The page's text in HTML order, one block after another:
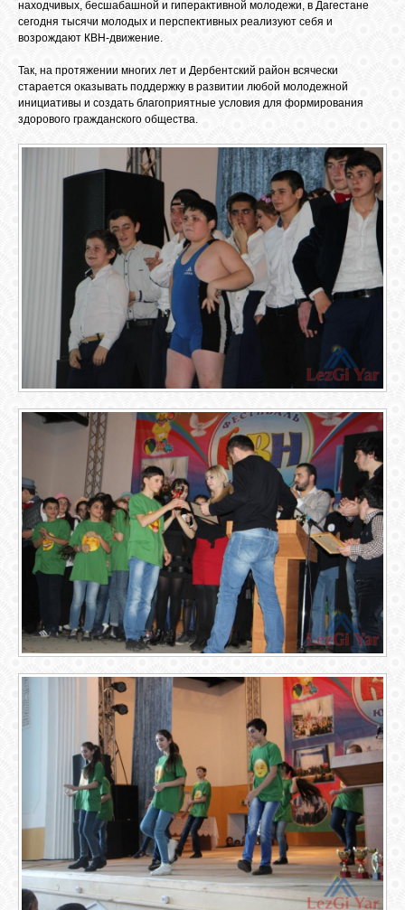
МУЗЫКА
САЙТЫ
RSS
GOOGLE+
FACEBOOK
находчивых, бесшабашной и гиперактивной молодежи, в Дагестане
сегодня тысячи молодых и перспективных реализуют себя и
возрождают КВН-движение.
Так, на протяжении многих лет и Дербентский район всячески
старается оказывать поддержку в развитии любой молодежной
инициативы и создать благоприятные условия для формирования
здорового гражданского общества.